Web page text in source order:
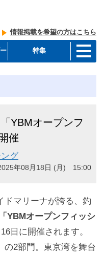
情報掲載を希望の方はこちら
特集
YBMオープンフ
催
グ
年08月18日 (月) 15:00
ドマリーナが誇る、釣
「YBMオープンフィッシ
日に開催されます。
の2部門。東京湾を舞台